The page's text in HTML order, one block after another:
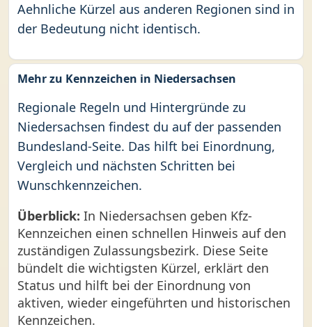
Aehnliche Kürzel aus anderen Regionen sind in
der Bedeutung nicht identisch.
Mehr zu Kennzeichen in Niedersachsen
Regionale Regeln und Hintergründe zu
Niedersachsen findest du auf der passenden
Bundesland-Seite. Das hilft bei Einordnung,
Vergleich und nächsten Schritten bei
Wunschkennzeichen.
Überblick: In Niedersachsen geben Kfz-
Kennzeichen einen schnellen Hinweis auf den
zuständigen Zulassungsbezirk. Diese Seite
bündelt die wichtigsten Kürzel, erklärt den
Status und hilft bei der Einordnung von
aktiven, wieder eingeführten und historischen
Kennzeichen.